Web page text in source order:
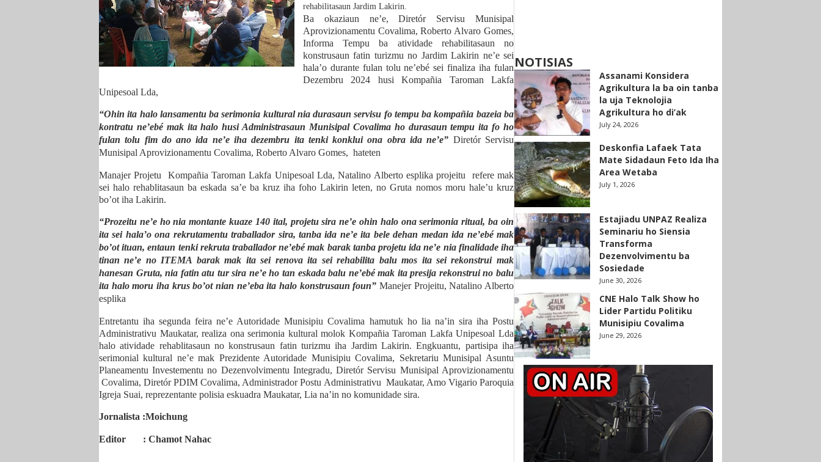
rehabilitasaun Jardim Lakirin.
Ba okaziaun ne’e, Diretór Servisu Munisipal
Aprovizionamentu Covalima, Roberto Alvaro Gomes,
Informa Tempu ba atividade rehabilitasaun no
konstrusaun fatin turizmu no Jardim Lakirin ne’e sei
hala’o durante fulan tolu ne’ebé sei finaliza iha fulan
Dezembru 2024 husi Kompañia Taroman Lakfa
Unipesoal Lda,
“Ohin ita halo lansamentu ba serimonia kultural nia durasaun servisu fo tempu ba kompañia bazeia ba
kontratu ne’ebé mak ita halo husi Administrasaun Munisipal Covalima ho durasaun tempu ita fo ho
fulan tolu fim do ano ida ne’e iha dezembru ita tenki konklui ona obra ida ne’e” Diretór Servisu
Munisipal Aprovizionamentu Covalima, Roberto Alvaro Gomes, hateten
Manajer Projetu Kompañia Taroman Lakfa Unipesoal Lda, Natalino Alberto esplika projeitu
refere mak
sei halo rehablitasaun ba eskada sa’e ba kruz iha foho Lakirin leten, no Gruta nomos moru hale’u kruz
bo’ot iha Lakirin.
“Prozeitu ne’e ho nia montante kuaze 140 ital, projetu sira ne’e ohin halo ona serimonia ritual, ba oin
ita sei hala’o ona rekrutamentu traballador sira, tanba ida ne’e ita bele dehan medan ida ne’ebé mak
bo’ot ituan, entaun tenki rekruta traballador ne’ebé mak barak tanba projetu ida ne’e nia finalidade iha
tinan ne’e no ITEMA barak mak ita sei renova ita sei rehabilita balu mos ita sei rekonstrui mak
hanesan Gruta, nia fatin atu tur sira ne’e ho tan eskada balu ne’ebé mak ita presija rekonstrui no balu
ita halo moru iha krus bo’ot nian ne’eba ita halo konstrusaun foun” Manejer Projeitu, Natalino Alberto
esplika
Entretantu iha segunda feira ne’e Autoridade Munisipiu Covalima hamutuk ho lia na’in sira iha Postu
Administrativu Maukatar, realiza ona serimonia kultural molok Kompañia Taroman Lakfa Unipesoal Lda
halo atividade rehablitasaun no konstrusaun fatin turizmu iha Jardim Lakirin. Engkuantu, partisipa iha
serimonial kultural ne’e mak Prezidente Autoridade Munisipiu Covalima, Sekretariu Munisipal Asuntu
Planeamentu Investementu no Dezenvolvimentu Integradu, Diretór Servisu Munisipal Aprovizionamentu
Covalima, Diretór PDIM Covalima, Administrador Postu Administrativu Maukatar, Amo Vigario Paroquia
Igreja Suai, reprezentante polisia eskuadra Maukatar, Lia na’in no komunidade sira.
Jornalista :Moichung
Editor : Chamot Nahac
NOTISIAS
Assanami Konsidera
Agrikultura la ba oin tanba
la uja Teknolojia
Agrikultura ho di’ak
July 24, 2026
Deskonfia Lafaek Tata
Mate Sidadaun Feto Ida Iha
Area Wetaba
July 1, 2026
Estajiadu UNPAZ Realiza
Seminariu ho Siensia
Transforma
Dezenvolvimentu ba
Sosiedade
June 30, 2026
CNE Halo Talk Show ho
Lider Partidu Politiku
Munisipiu Covalima
June 29, 2026